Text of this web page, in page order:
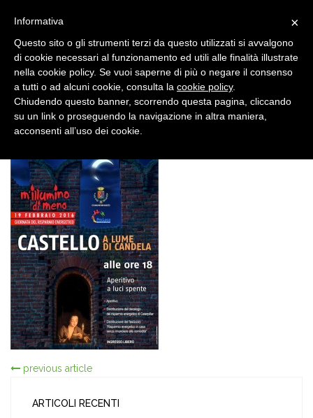
17 FEB, 2016
illumino-di-meno
previous article
ARTICOLI RECENTI
×
Informativa
Questo sito o gli strumenti terzi da questo utilizzati si avvalgono
di cookie necessari al funzionamento ed utili alle finalità illustrate
nella cookie policy. Se vuoi saperne di più o negare il consenso
a tutti o ad alcuni cookie, consulta la cookie policy.
Chiudendo questo banner, scorrendo questa pagina, cliccando
su un link o proseguendo la navigazione in altra maniera,
acconsenti all’uso dei cookie.